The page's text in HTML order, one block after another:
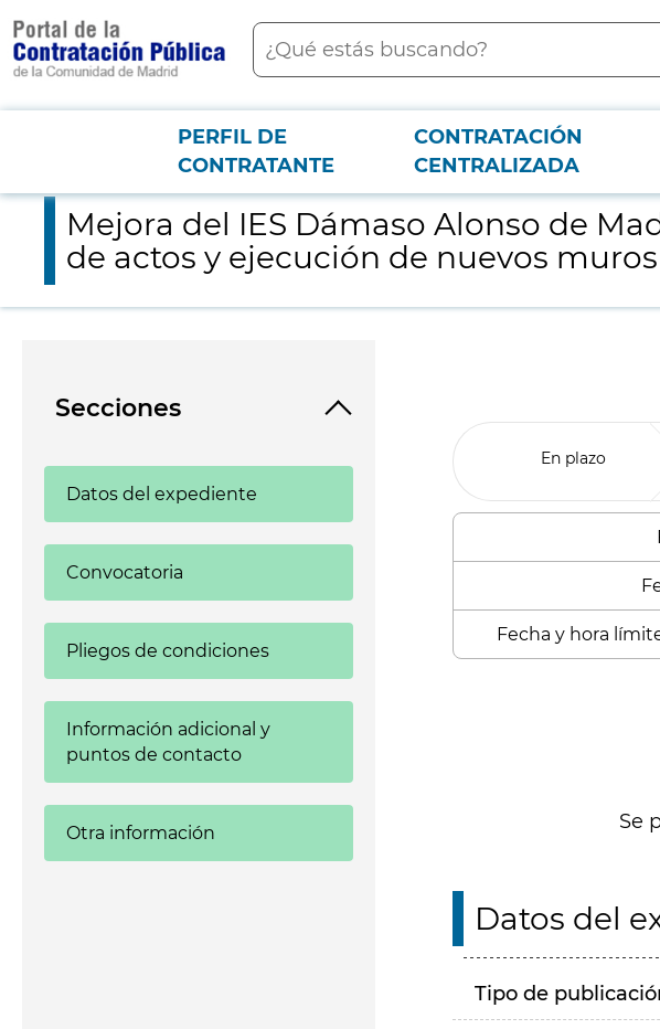
contenido
principal
Buscar
Menú PCON
PERFIL DE
CONTRATANTE
CONTRATACIÓN
CENTRALIZADA
Mejora del IES Dámaso Alonso de Madrid: realización directa al exterior para salón de
Mejora del IES Dámaso Alonso de
de actos y ejecución de nuevos
Secciones
Datos del expediente
Convocatoria
Pliegos de condiciones
Información adicional y
puntos de contacto
Otra información
En plazo
Fecha y hora
Se
Datos del
Tipo de